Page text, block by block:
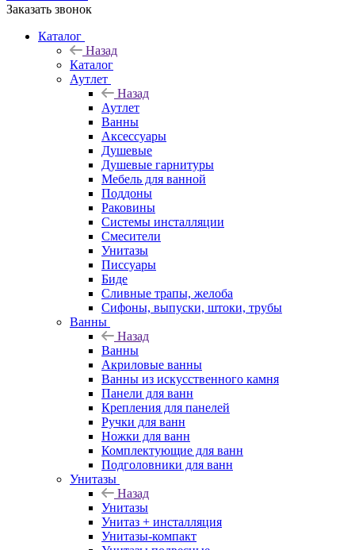
Заказать звонок
Каталог
Назад
Каталог
Аутлет
Назад
Аутлет
Ванны
Аксессуары
Душевые
Душевые гарнитуры
Мебель для ванной
Поддоны
Раковины
Системы инсталляции
Смесители
Унитазы
Писсуары
Биде
Сливные трапы, желоба
Сифоны, выпуски, штоки, трубы
Ванны
Назад
Ванны
Акриловые ванны
Ванны из искусственного камня
Панели для ванн
Крепления для панелей
Ручки для ванн
Ножки для ванн
Комплектующие для ванн
Подголовники для ванн
Унитазы
Назад
Унитазы
Унитаз + инсталляция
Унитазы-компакт